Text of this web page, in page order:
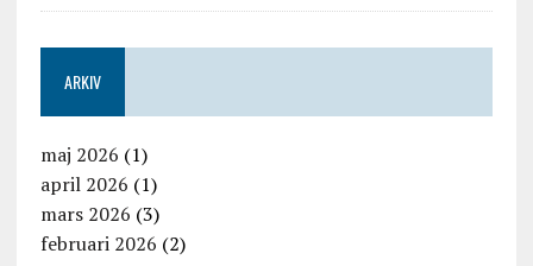
ARKIV
maj 2026 (1)
april 2026 (1)
mars 2026 (3)
februari 2026 (2)